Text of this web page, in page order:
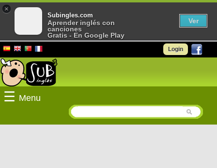
Login
☰ Menu
×
Subingles.com
Aprender inglés con
canciones
Gratis - En Google Play
Ver